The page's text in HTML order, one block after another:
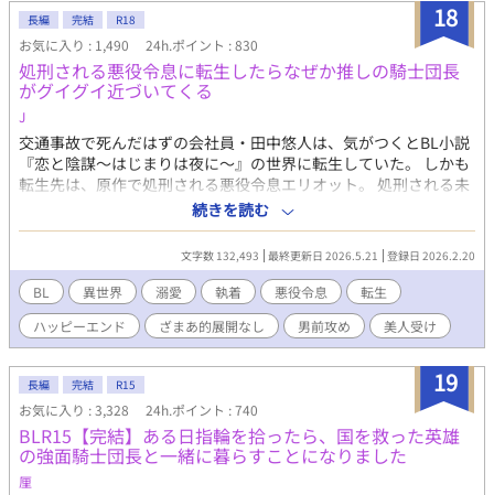
18
長編 完結 R18
お気に入り : 1,490 24h.ポイント : 830
処刑される悪役令息に転生したらなぜか推しの騎士団長
がグイグイ近づいてくる
J
交通事故で死んだはずの会社員・田中悠人は、気がつくとBL小説
『恋と陰謀～はじまりは夜に～』の世界に転生していた。 しかも
転生先は、原作で処刑される悪役令息エリオット。 処刑される未
来を回避するため、原作知識を頼りに慎重に立ち回るつもりだっ
たのに、気づけば王宮を揺るがす事件に巻き込まれ……その先に
は隣国の影が？ さらに困ったことに、原作で一番の推しだった騎
士団長ガイウスがやたらと距離を詰めてきて……？ 平穏に生きた
い元悪役令息と、過保護な騎士団長がじれじれ距離を縮めるま
で。 ガイウス（騎士団長）×エリオット（元悪役令息） 基本的に
は二人の関係が主軸ですが、エリオットに関わる中で変わって
く、周りの人間模様も描いているため、群像劇的な要素ありで
す。 どこか孤独な人たちが人との関わりの中で、それぞれ自分の
居場所を見つけていきます。 ガイウスはスパダリですが、かなり
執着強めで面倒です。二人の関係はハッピーエンドですが、世界
観はサスペンス要素ありで不穏。 Rの話は「※」をつけていま
す、苦手な人は読み飛ばしてください。 5/21完結
続きを読む
文字数 132,493 最終更新日 2026.5.21 登録日 2026.2.20
BL 異世界 溺愛 執着 悪役令息
転生
ハッピーエンド
ざまあ的展開なし 男前攻め 美人受け
19
長編 完結 R15
お気に入り : 3,328 24h.ポイント : 740
BLR15【完結】ある日指輪を拾ったら、国を救った英雄
の強面騎士団長と一緒に暮らすことになりました
厘